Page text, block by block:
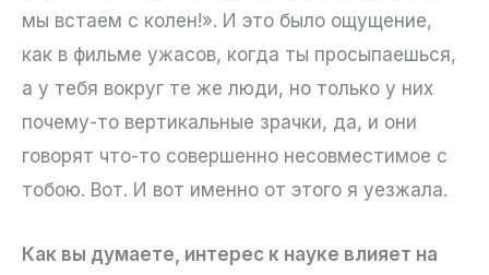
мы встаем с колен!». И это было ощущение,
как в фильме ужасов, когда ты просыпаешься,
а у тебя вокруг те же люди, но только у них
почему-то вертикальные зрачки, да, и они
говорят что-то совершенно несовместимое с
тобою. Вот. И вот именно от этого я уезжала.
Как вы думаете, интерес к науке влияет на